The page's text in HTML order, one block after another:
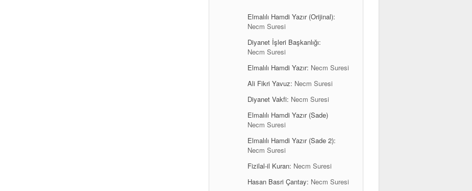
Elmalılı Hamdi Yazır (Orijinal):
Necm Suresi
Diyanet İşleri Başkanlığı:
Necm Suresi
Elmalılı Hamdi Yazır: Necm Suresi
Ali Fikri Yavuz: Necm Suresi
Diyanet Vakfi: Necm Suresi
Elmalılı Hamdi Yazır (Sade)
Necm Suresi
Elmalılı Hamdi Yazır (Sade 2):
Necm Suresi
Fizilal-il Kuran: Necm Suresi
Hasan Basri Çantay: Necm Suresi